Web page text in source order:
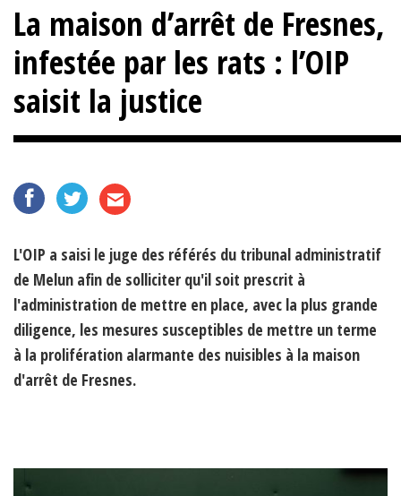
La maison d’arrêt de Fresnes,
infestée par les rats : l’OIP
saisit la justice
L'OIP a saisi le juge des référés du tribunal administratif
de Melun afin de solliciter qu'il soit prescrit à
l'administration de mettre en place, avec la plus grande
diligence, les mesures susceptibles de mettre un terme
à la prolifération alarmante des nuisibles à la maison
d'arrêt de Fresnes.